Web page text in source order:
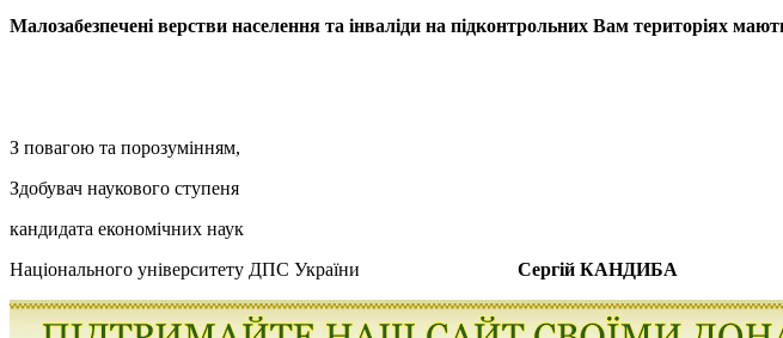
Малозабезпечені верстви населення та інваліди на підконтрольних Вам територіях
З повагою та порозумінням,
Здобувач наукового ступеня
кандидата економічних наук
Національного університету ДПС України Сергій КАНДИБА